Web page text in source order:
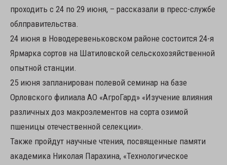
проходить с 24 по 29 июня, – рассказали в пресс-службе
облправительства.
24 июня в Новодеревеньковском районе состоится 24-я
Ярмарка сортов на Шатиловской сельскохозяйственной
опытной станции.
25 июня запланирован полевой семинар на базе
Орловского филиала АО «АгроГард» «Изучение влияния
различных доз макроэлементов на сорта озимой
пшеницы отечественной селекции».
Также пройдут научные чтения, посвященные памяти
академика Николая Парахина, «Технологическое